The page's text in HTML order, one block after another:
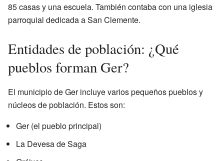
85 casas y una escuela. También contaba con una iglesia
parroquial dedicada a San Clemente.
Entidades de población: ¿Qué
pueblos forman Ger?
El municipio de Ger incluye varios pequeños pueblos y
núcleos de población. Estos son:
Ger (el pueblo principal)
La Devesa de Saga